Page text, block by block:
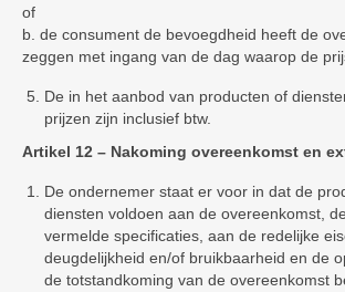
of
b. de consument de bevoegdheid heeft de
zeggen met ingang van de dag waarop de
De in het aanbod van producten of
prijzen zijn inclusief btw.
Artikel 12 – Nakoming overeenkomst en
De ondernemer staat er voor in dat de
diensten voldoen aan de overeenkomst,
vermelde specificaties, aan de redelijke
deugdelijkheid en/of bruikbaarheid en de
de totstandkoming van de overeenkomst